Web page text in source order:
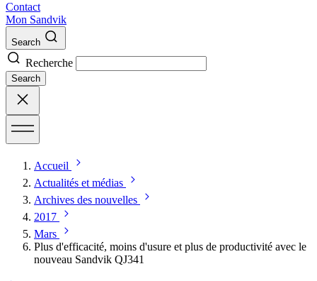
Contact
Mon Sandvik
Search
Recherche
Search
Accueil
Actualités et médias
Archives des nouvelles
2017
Mars
Plus d'efficacité, moins d'usure et plus de productivité avec le
nouveau Sandvik QJ341